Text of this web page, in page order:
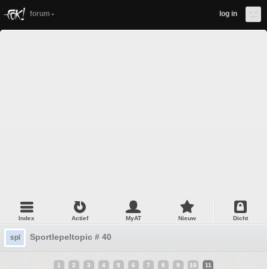
forum log in
Index Actief MyAT Nieuw Dicht
spl Sportlepeltopic # 40
1 2 3 4 5 6 7 8 9 10 11